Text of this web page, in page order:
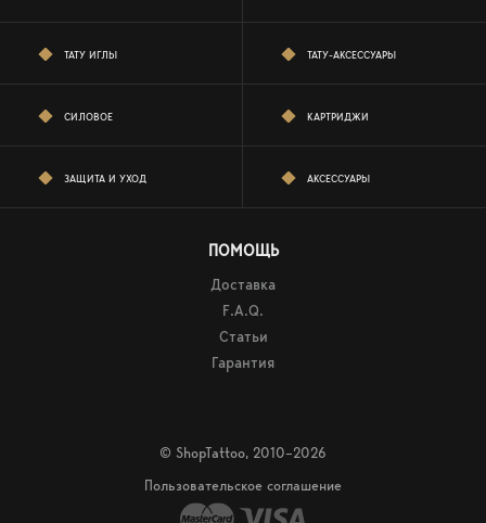
ТАТУ ИГЛЫ ТАТУ-АКСЕССУАРЫ
СИЛОВОЕ КАРТРИДЖИ
ЗАЩИТА И УХОД АКСЕССУАРЫ
ПОМОЩЬ
Доставка
F.A.Q.
Статьи
Гарантия
© ShopTattoo, 2010–2026
Пользовательское соглашение